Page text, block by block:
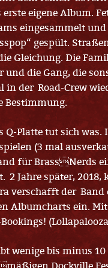
erste eigene Album.
eingesammelt
gespült.
Gleichung. Die
und die Gang, die
in der Road-Crew
Bestimmung.
Q-Platte tut sich
(3 mal
für BrassNerds
2 Jahre später,
verschafft der Band
Albumcharts ein.
wenige bis minus